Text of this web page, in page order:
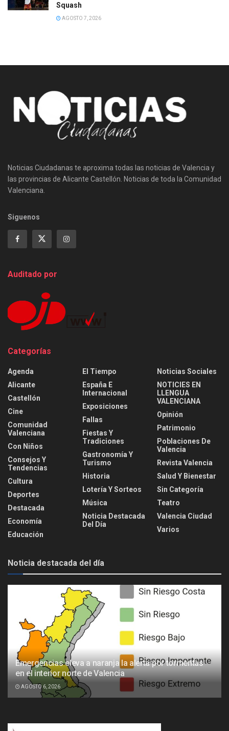
Squash
AGOSTO 7, 2026
Noticias Ciudadanas te aproxima todas las noticias de Valencia y
las provincias de Alicante Castellón. Noticias de toda la Comunidad
Valenciana.
Siguenos
Auditado por
Categorías
Agenda
Alicante
Castellón
Cine
Comunidad
Valenciana
Con Niños
Consejos Y
Tendencias
Cultura
Deportes
Destacada
Economía
Educación
El Tiempo
España E
Internacional
Exposiciones
Fallas
Fiestas Y
Tradiciones
Gastronomía Y
Turismo
Historia
Lotería Y Sorteos
Música
Noticia Destacada
Del Día
Noticias Sociales
NOTICIES EN
LLENGUA
VALENCIANA
Opinión
Patrimonio
Poblaciones De
Valencia
Revista Valencia
Salud Y Bienestar
Sin Categoría
Teatro
Valencia Ciudad
Varios
Noticia destacada del día
Emergencias eleva a naranja la alerta por tormentas
en el interior norte de Valencia
AGOSTO 6, 2026